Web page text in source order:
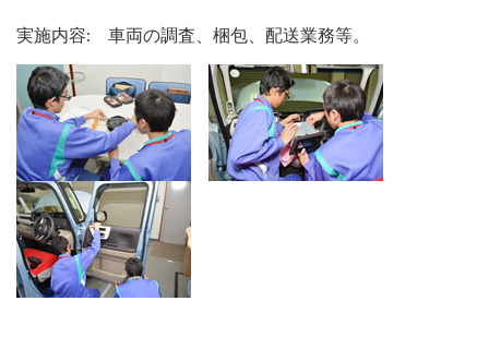
実施内容: 車両の調査、梱包、配送業務等。